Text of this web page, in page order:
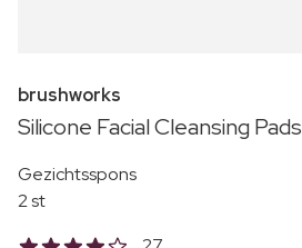
brushworks
Silicone Facial Cleansing Pads
Gezichtsspons
2 st